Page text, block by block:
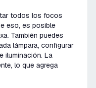
todos los focos
eso, es posible
También puedes
lámpara, configurar
iluminación. La
lo que agrega